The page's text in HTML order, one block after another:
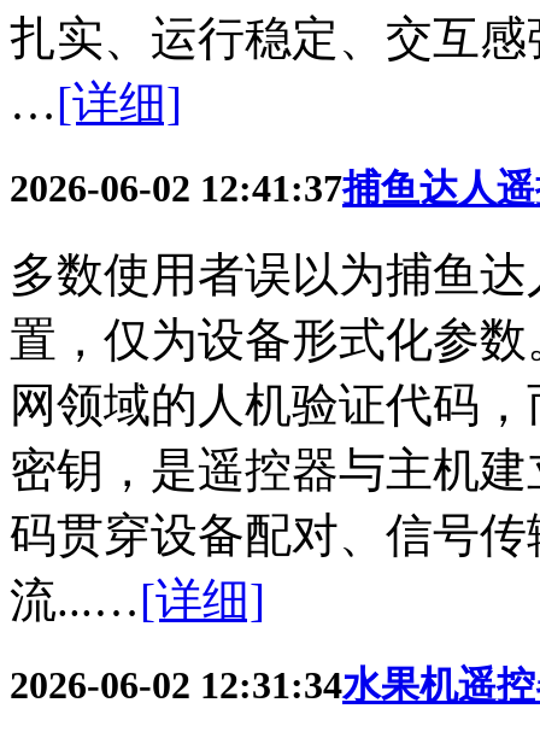
扎实、运行稳定、交互
…[详细]
2026-06-02 12:41:37捕鱼达人
多数使用者误以为捕鱼
置，仅为设备形式化参
网领域的人机验证代码
密钥，是遥控器与主机
码贯穿设备配对、信号
流...…[详细]
2026-06-02 12:31:34水果机遥